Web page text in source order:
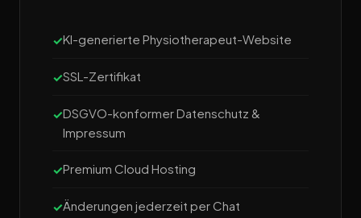
KI-generierte Physiotherapeut-Website
SSL-Zertifikat
DSGVO-konformer Datenschutz &
Impressum
Premium Cloud Hosting
Änderungen jederzeit per Chat